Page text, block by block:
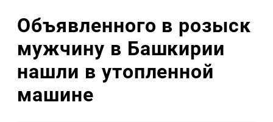
Объявленного в розыск
мужчину в Башкирии
нашли в утопленной
машине